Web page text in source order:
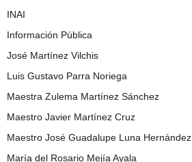
INAI
Información Pública
José Martínez Vilchis
Luis Gustavo Parra Noriega
Maestra Zulema Martínez Sánchez
Maestro Javier Martínez Cruz
Maestro José Guadalupe Luna Hernández
María del Rosario Mejía Ayala